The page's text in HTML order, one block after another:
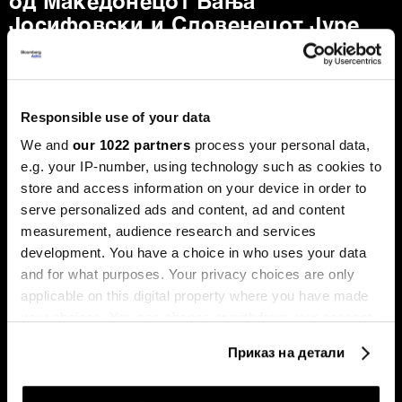
Responsible use of your data
We and our 1022 partners process your personal data,
e.g. your IP-number, using technology such as cookies to
store and access information on your device in order to
serve personalized ads and content, ad and content
measurement, audience research and services
development. You have a choice in who uses your data
and for what purposes. Your privacy choices are only
applicable on this digital property where you have made
Приказ на детали
Јосифовски и Словенецот Јуре
Лесковец
Хрватските компании ги
споделија искуствата по
излегувањето на берза
Над 60 отсто од плаќањата
во евра се преку новата
шема на СЕПА